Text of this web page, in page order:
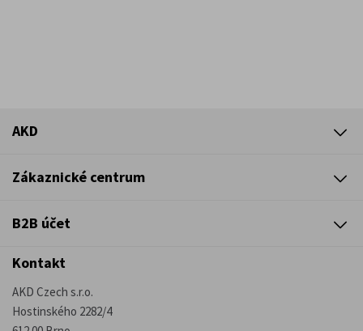
AKD
Zákaznické centrum
B2B účet
Kontakt
AKD Czech s.r.o.
Hostinského 2282/4